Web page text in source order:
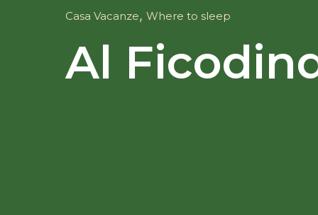
Al
Casa Vacanze, Where to sleep